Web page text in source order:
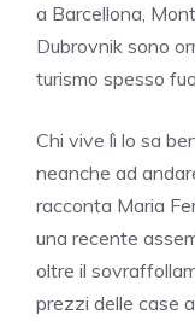
a Barcellona,
Dubrovnik sono
turismo spesso
Chi vive lì lo sa
neanche ad
racconta Maria
una recente
oltre il
prezzi delle case